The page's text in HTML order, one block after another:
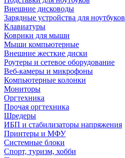
Внешние дисководы
Зарядные устройства для ноутбуков
Клавиатуры
Коврики для мыши
Мыши компьютерные
Внешние жесткие диски
Роутеры и сетевое оборудование
Веб-камеры и микрофоны
Компьютерные колонки
Мониторы
Оргтехника
Прочая оргтехника
Шредеры
ИБП и стабилизаторы напряжения
Принтеры и МФУ
Системные блоки
Спорт, туризм, хобби